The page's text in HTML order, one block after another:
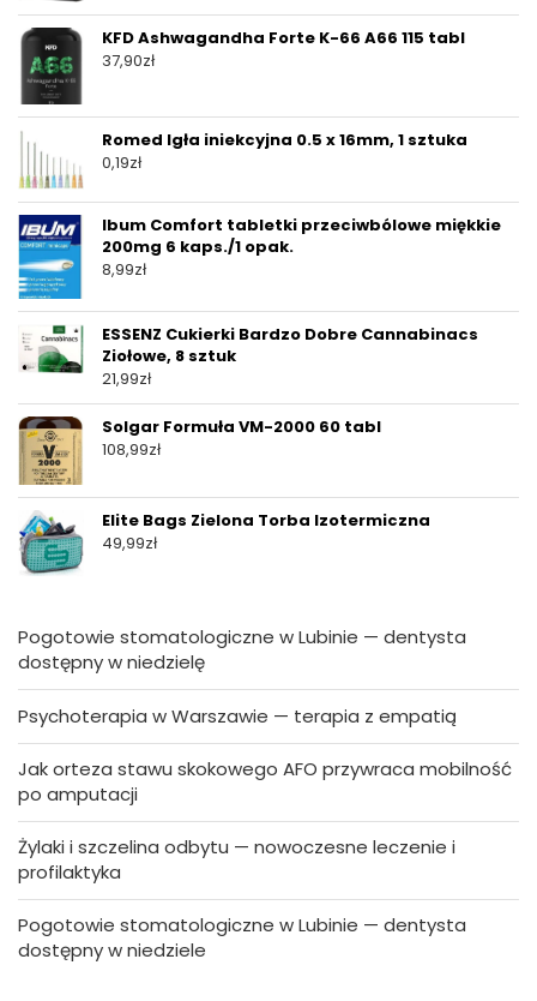
KFD Ashwagandha Forte K-66 A66 115 tabl
37,90zł
Romed Igła iniekcyjna 0.5 x 16mm, 1 sztuka
0,19zł
Ibum Comfort tabletki przeciwbólowe miękkie
200mg 6 kaps./1 opak.
8,99zł
ESSENZ Cukierki Bardzo Dobre Cannabinacs
Ziołowe, 8 sztuk
21,99zł
Solgar Formuła VM-2000 60 tabl
108,99zł
Elite Bags Zielona Torba Izotermiczna
49,99zł
Pogotowie stomatologiczne w Lubinie — dentysta
dostępny w niedzielę
Psychoterapia w Warszawie — terapia z empatią
Jak orteza stawu skokowego AFO przywraca mobilność
po amputacji
Żylaki i szczelina odbytu — nowoczesne leczenie i
profilaktyka
Pogotowie stomatologiczne w Lubinie — dentysta
dostępny w niedziele